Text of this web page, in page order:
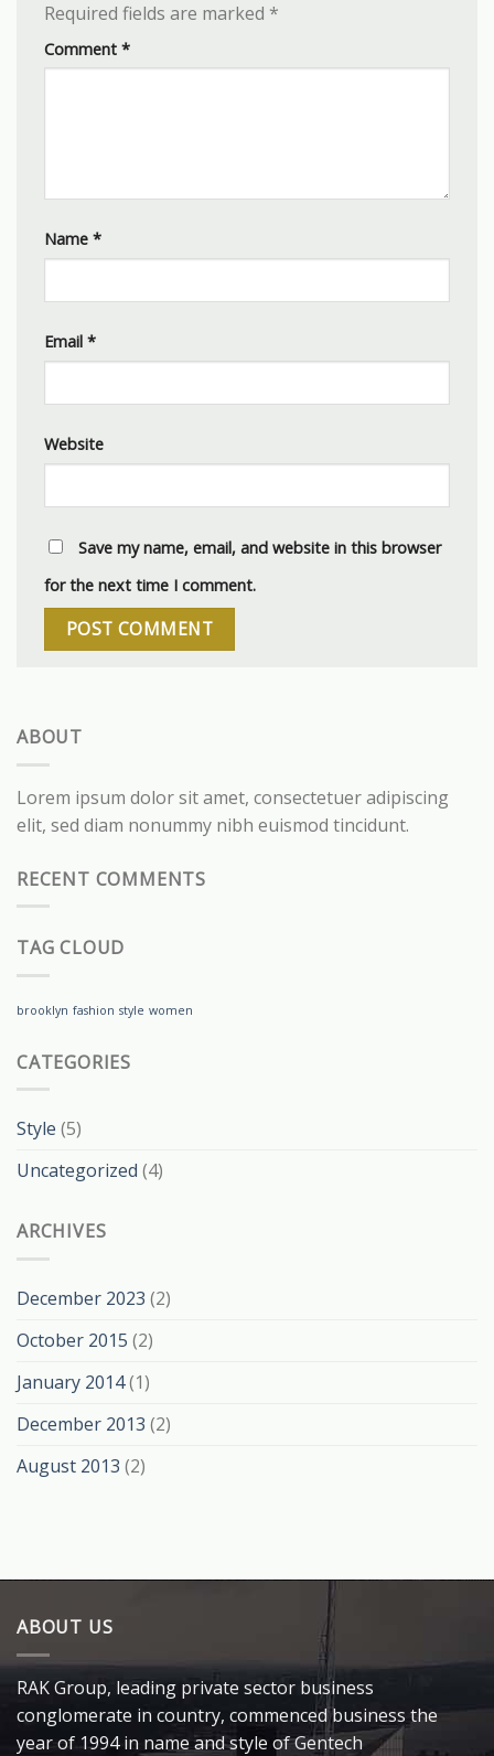
Required fields are marked *
Comment *
Name *
Email *
Website
Save my name, email, and website in this browser
for the next time I comment.
ABOUT
Lorem ipsum dolor sit amet, consectetuer adipiscing
elit, sed diam nonummy nibh euismod tincidunt.
RECENT COMMENTS
TAG CLOUD
brooklyn fashion style women
CATEGORIES
Style (5)
Uncategorized (4)
ARCHIVES
December 2023 (2)
October 2015 (2)
January 2014(1)
December 2013 (2)
August 2013 (2)
ABOUT US
RAK Group, leading private sector business
conglomerate in country, commenced business the
year of 1994 in name and style of Gentech